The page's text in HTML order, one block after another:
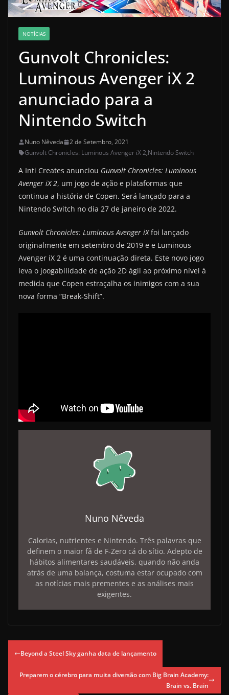
NOTÍCIAS
Gunvolt Chronicles:
Luminous Avenger iX 2
anunciado para a
Nintendo Switch
Nuno Nêveda
2 de Setembro, 2021
Gunvolt Chronicles: Luminous Avenger iX 2,Nintendo Switch
A Inti Creates anunciou Gunvolt Chronicles: Luminous
Avenger iX 2, um jogo de ação e plataformas que
continua a história de Copen. Será lançado para a
Nintendo Switch no dia 27 de janeiro de 2022.
Gunvolt Chronicles: Luminous Avenger iXfoi lançado
originalmente em setembro de 2019 e e Luminous
Avenger iX 2 é uma continuação direta. Este novo jogo
leva o joogabilidade de ação 2D ágil ao próximo nível à
medida que Copen estraçalha os inimigos com a sua
nova forma “Break-Shift”.
Nuno Nêveda
Calorias, nutrientes e Nintendo. Três palavras que
definem o maior fã de F-Zero cá do sítio. Adepto de
hábitos alimentares saudáveis, quando não anda
atrás de uma balança, costuma estar ocupado com
as notícias mais prementes e as análises mais
exigentes.
Beyond a Steel Sky ganha data de lançamento
Preparem o cérebro para muita diversão com Big Brain Academy:
Brain vs. Brain